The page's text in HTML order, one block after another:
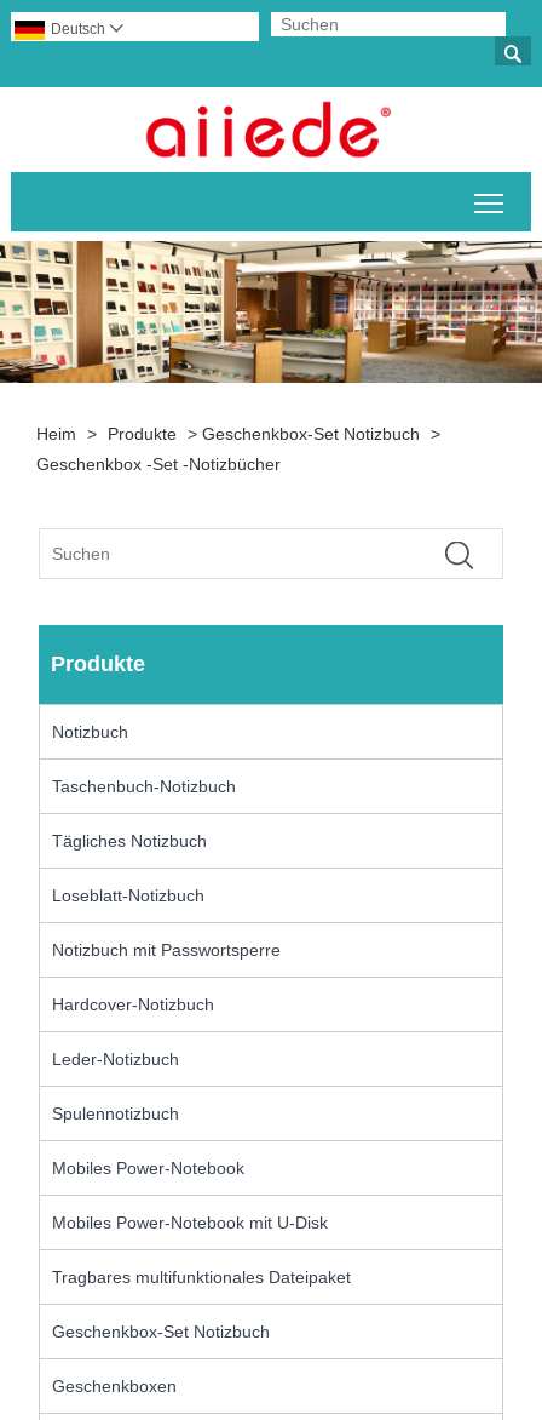

Deutsch 
Heim > Produkte >Geschenkbox-Set Notizbuch
>
Geschenkbox -Set -Notizbücher
Produkte
Notizbuch
Taschenbuch-Notizbuch
Tägliches Notizbuch
Loseblatt-Notizbuch
Notizbuch mit Passwortsperre
Hardcover-Notizbuch
Leder-Notizbuch
Spulennotizbuch
Mobiles Power-Notebook
Mobiles Power-Notebook mit U-Disk
Tragbares multifunktionales Dateipaket
Geschenkbox-Set Notizbuch
Geschenkboxen